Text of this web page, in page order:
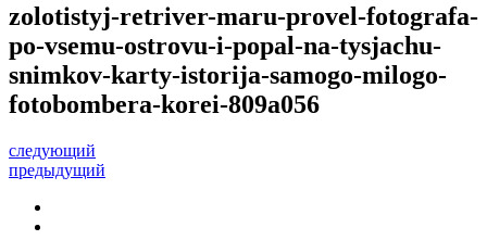
zolotistyj-retriver-maru-provel-fotografa-
po-vsemu-ostrovu-i-popal-na-tysjachu-
snimkov-karty-istorija-samogo-milogo-
fotobombera-korei-809a056
следующий
предыдущий